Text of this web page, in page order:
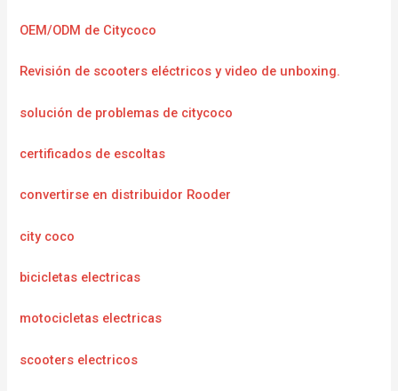
OEM/ODM de Citycoco
Revisión de scooters eléctricos y video de unboxing.
solución de problemas de citycoco
certificados de escoltas
convertirse en distribuidor Rooder
city coco
bicicletas electricas
motocicletas electricas
scooters electricos